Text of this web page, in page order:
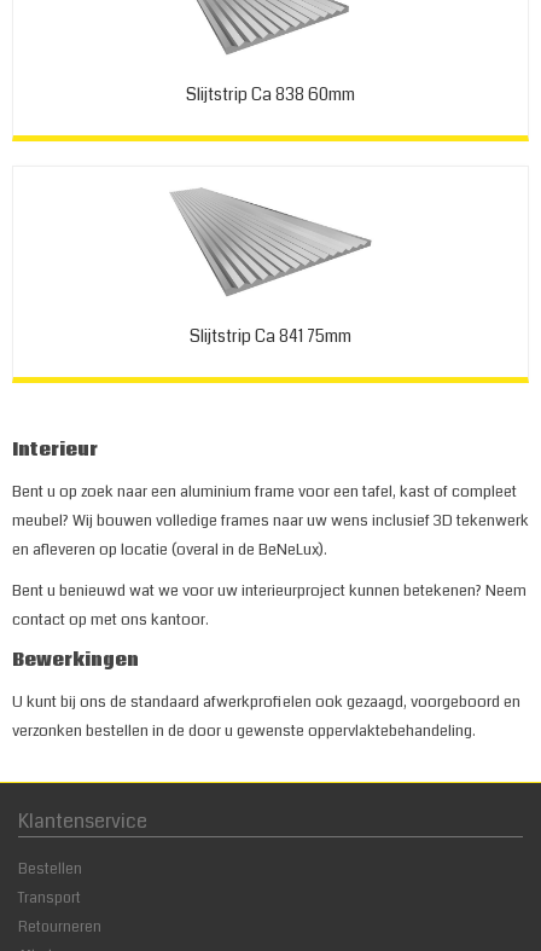
Slijtstrip Ca 838 60mm
Slijtstrip Ca 841 75mm
Interieur
Bent u op zoek naar een aluminium frame voor een tafel, kast of compleet
meubel? Wij bouwen volledige frames naar uw wens inclusief 3D tekenwerk
en afleveren op locatie (overal in de BeNeLux).
Bent u benieuwd wat we voor uw interieurproject kunnen betekenen? Neem
contact op met ons kantoor.
Bewerkingen
U kunt bij ons de standaard afwerkprofielen ook gezaagd, voorgeboord en
verzonken bestellen in de door u gewenste oppervlaktebehandeling.
Klantenservice
Bestellen
Transport
Retourneren